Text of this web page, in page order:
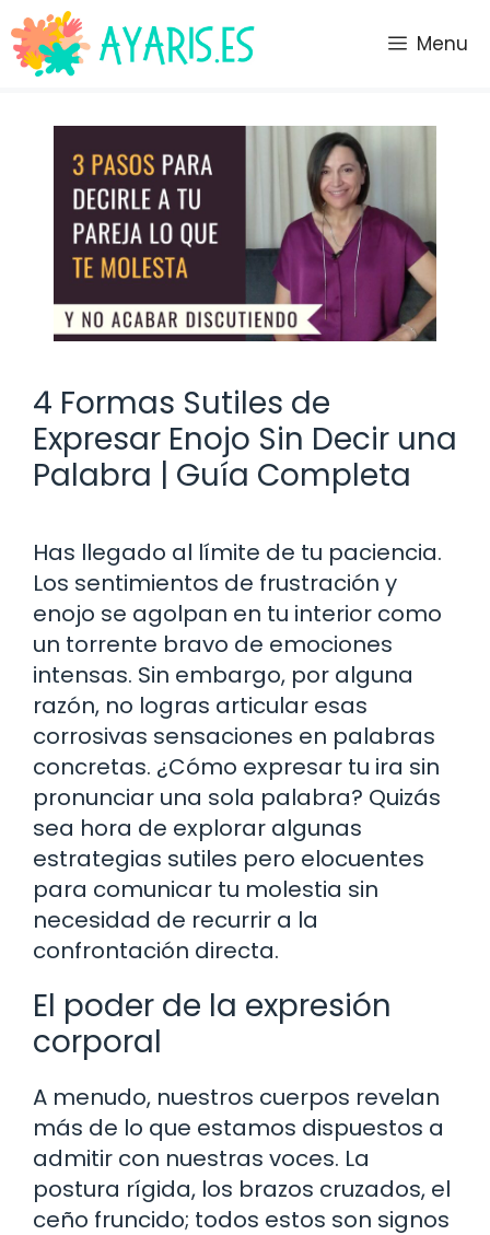
Saltar
al
contenido
Menu
4 Formas Sutiles de
Expresar Enojo Sin Decir una
Palabra | Guía Completa
Has llegado al límite de tu paciencia.
Los sentimientos de frustración y
enojo se agolpan en tu interior como
un torrente bravo de emociones
intensas. Sin embargo, por alguna
razón, no logras articular esas
corrosivas sensaciones en palabras
concretas. ¿Cómo expresar tu ira sin
pronunciar una sola palabra? Quizás
sea hora de explorar algunas
estrategias sutiles pero elocuentes
para comunicar tu molestia sin
necesidad de recurrir a la
confrontación directa.
El poder de la expresión
corporal
A menudo, nuestros cuerpos revelan
más de lo que estamos dispuestos a
admitir con nuestras voces. La
postura rígida, los brazos cruzados, el
ceño fruncido; todos estos son signos